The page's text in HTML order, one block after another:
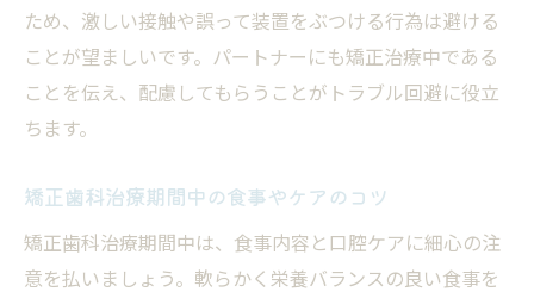
ため、激しい接触や誤って装置をぶつける行為は避ける
ことが望ましいです。パートナーにも矯正治療中である
ことを伝え、配慮してもらうことがトラブル回避に役立
ちます。
矯正歯科治療期間中の食事やケアのコツ
矯正歯科治療期間中は、食事内容と口腔ケアに細心の注
意を払いましょう。軟らかく栄養バランスの良い食事を